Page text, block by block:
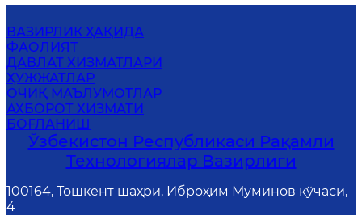
ВАЗИРЛИК ҲАҚИДА
ФАОЛИЯТ
ДАВЛАТ ХИЗМАТЛАРИ
ҲУЖЖАТЛАР
ОЧИҚ МАЪЛУМОТЛАР
АХБОРОТ ХИЗМАТИ
БОҒЛАНИШ
Ўзбекистон Республикаси Рақамли
Технологиялар Вазирлиги
100164, Тошкент шаҳри, Иброҳим Муминов кўчаси,
4